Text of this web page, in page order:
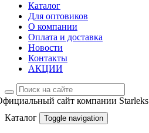
Каталог
Для оптовиков
О компании
Оплата и доставка
Новости
Контакты
АКЦИИ
сайт компании Starleks
Каталог
Toggle navigation